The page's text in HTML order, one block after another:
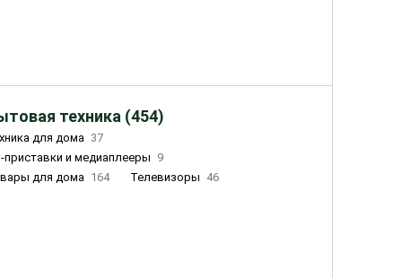
техника (454)
для дома 37
приставки и медиаплееры
9
для дома 164 Телевизоры 46